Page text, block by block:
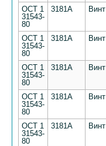
ОСТ 1
31543-
80
3181А Винт
ОСТ 1
31543-
80
3181А Винт
ОСТ 1
31543-
80
3181А Винт
ОСТ 1
31543-
80
3181А Винт
ОСТ 1
31543-
80
3181А Винт